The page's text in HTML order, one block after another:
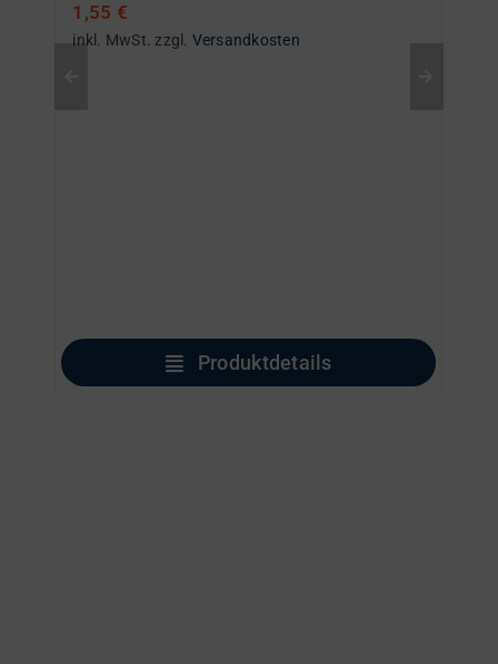
1,55 €
inkl. MwSt. zzgl. Versandkosten
Produktdetails